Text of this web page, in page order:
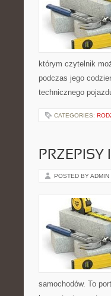
którym czytelnik
podczas jego
technicznego
CATEGORIES:
PRZEPISY
POSTED BY ADMIN
samochodów. To